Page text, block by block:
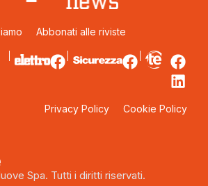
Abbonati alle riviste
Privacy Policy Cookie Policy
Spa. Tutti i diritti riservati.